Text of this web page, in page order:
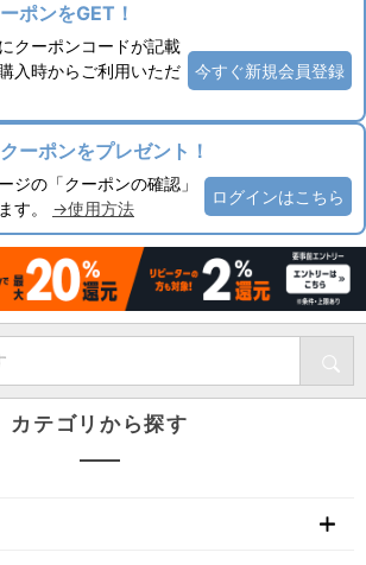
ポンをGET！
クーポンコードが記載
入時からご利用いただ
今すぐ新規会員登録
ーポンをプレゼント！
ジの「クーポンの確認」
す。 →使用方法
ログインはこちら
カテゴリから探す